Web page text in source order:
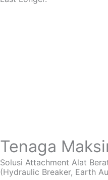
Tenaga
Solusi Attachment Alat
(Hydraulic Breaker, Earth